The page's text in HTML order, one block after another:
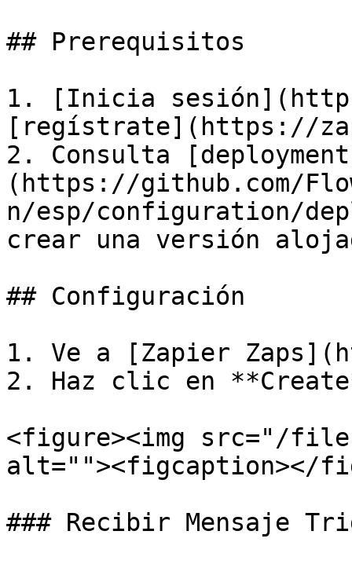
## Prerequisitos
1. [Inicia
[regístrate](https://
2. Consulta
(https://github.com/
n/esp/configuration/
crear una versión
## Configuración
1. Ve a [Zapier
2. Haz clic en
<figure><img src="/
alt=""><figcaption></
### Recibir Mensaje